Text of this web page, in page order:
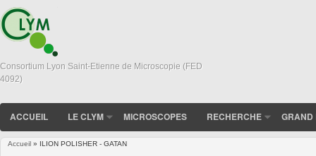
Consortium Lyon Saint-Etienne de Microscopie (FED
4092)
ACCUEIL LE CLYM MICROSCOPES RECHERCHE GRAND
Accueil » ILION POLISHER - GATAN